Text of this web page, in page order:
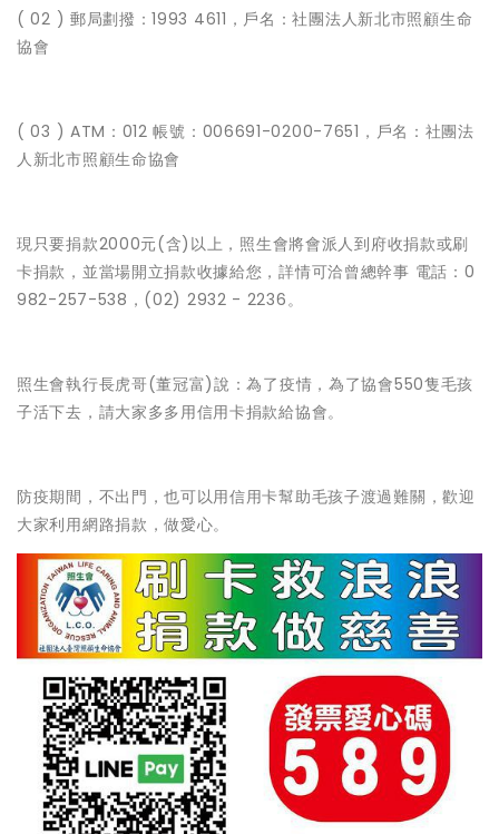
( 02 ) 郵局劃撥：1993 4611，戶名：社團法人新北市照顧生命
協會
( 03 ) ATM：012 帳號：006691-0200-7651，戶名：社團法
人新北市照顧生命協會
現只要捐款2000元(含)以上，照生會將會派人到府收捐款或刷
卡捐款，並當場開立捐款收據給您，詳情可洽曾總幹事 電話：0
982-257-538，(02) 2932 - 2236。
照生會執行長虎哥(董冠富)說：為了疫情，為了協會550隻毛孩
子活下去，請大家多多用信用卡捐款給協會。
防疫期間，不出門，也可以用信用卡幫助毛孩子渡過難關，歡迎
大家利用網路捐款，做愛心。